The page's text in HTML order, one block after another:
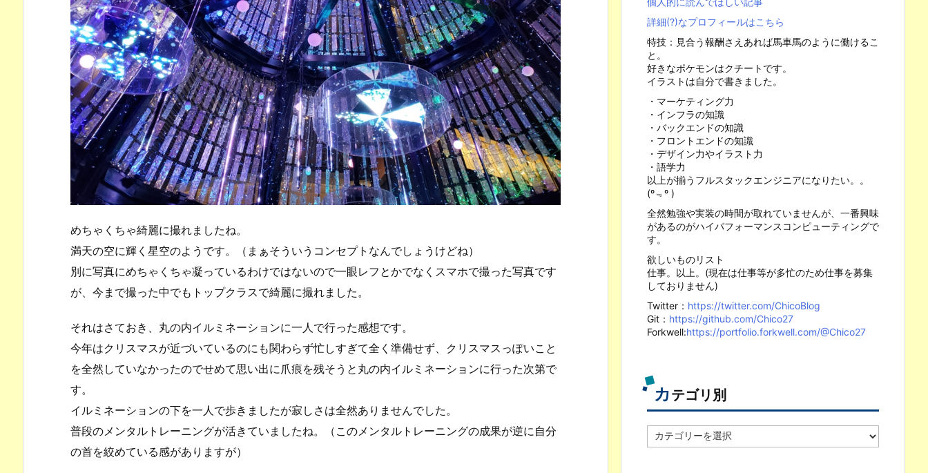
めちゃくちゃ綺麗に撮れましたね。
満天の空に輝く星空のようです。（まぁそういうコンセプトなんでしょうけどね）
別に写真にめちゃくちゃ凝っているわけではないので一眼レフとかでなくスマホで撮った写真です
が、今まで撮った中でもトップクラスで綺麗に撮れました。
それはさておき、丸の内イルミネーションに一人で行った感想です。
今年はクリスマスが近づいているのにも関わらず忙しすぎて全く準備せず、クリスマスっぽいこと
を全然していなかったのでせめて思い出に爪痕を残そうと丸の内イルミネーションに行った次第で
す。
イルミネーションの下を一人で歩きましたが寂しさは全然ありませんでした。
普段のメンタルトレーニングが活きていましたね。（このメンタルトレーニングの成果が逆に自分
の首を絞めている感がありますが）
詳細(?)なプロフィールはこちら
特技：見合う報酬さえあれば馬車馬のように働けるこ
と。
好きなポケモンはクチートです。
イラストは自分で書きました。
・マーケティング力
・インフラの知識
・バックエンドの知識
・フロントエンドの知識
・デザイン力やイラスト力
・語学力
以上が揃うフルスタックエンジニアになりたい。。
(º﹃º )
全然勉強や実装の時間が取れていませんが、一番興味
があるのがハイパフォーマンスコンピューティングで
す。
欲しいものリスト
仕事。以上。(現在は仕事等が多忙のため仕事を募集
しておりません)
Twitter： https://twitter.com/ChicoBlog
Git： https://github.com/Chico27
Forkwell:https://portfolio.forkwell.com/@Chico27
カテゴリ別
テ